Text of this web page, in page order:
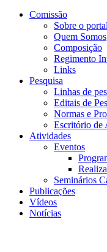
Comissão
Sobre o portal
Quem Somos
Composição
Regimento
Links
Pesquisa
Linhas de
Editais de
Normas e
Escritório de
Atividades
Eventos
Seminários
Publicações
Vídeos
Notícias